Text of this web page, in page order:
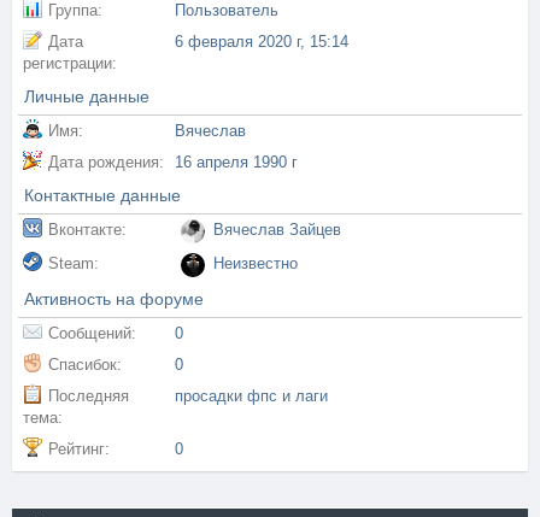
Группа:
Пользователь
Дата
регистрации:
6 февраля 2020 г, 15:14
Личные данные
Имя:
Вячеслав
Дата рождения:
16 апреля 1990 г
Контактные данные
Вконтакте:
Вячеслав Зайцев
Steam:
Неизвестно
Активность на форуме
Сообщений:
0
Спасибок:
0
Последняя
тема:
просадки фпс и лаги
Рейтинг: 0